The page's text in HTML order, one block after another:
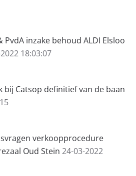
PvdA inzake behoud ALDI Elsloo
18:03:07
bij Catsop definitief van de baan
verkoopprocedure
Oud Stein 24-03-2022